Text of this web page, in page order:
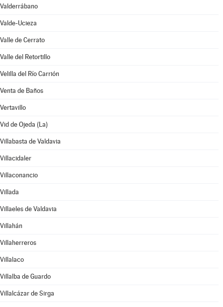
Valderrábano
Valde-Ucieza
Valle de Cerrato
Valle del Retortillo
Velilla del Río Carrión
Venta de Baños
Vertavillo
Vid de Ojeda (La)
Villabasta de Valdavia
Villacidaler
Villaconancio
Villada
Villaeles de Valdavia
Villahán
Villaherreros
Villalaco
Villalba de Guardo
Villalcázar de Sirga